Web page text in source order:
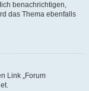
benachrichtigen,
das Thema ebenfalls
Link „Forum